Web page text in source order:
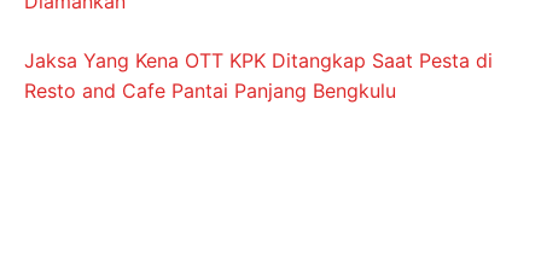
Jaksa Yang Kena OTT KPK Ditangkap Saat Pesta di
Resto and Cafe Pantai Panjang Bengkulu